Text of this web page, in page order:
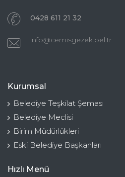
0428 611 21 32
info@cemisgezek.bel.tr
Kurumsal
Belediye Teşkilat Şeması
Belediye Meclisi
Birim Müdürlükleri
Eski Belediye Başkanları
Hızlı Menü